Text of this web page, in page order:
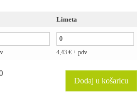
Limeta
4,43 € + pdv
Dodaj u košaricu